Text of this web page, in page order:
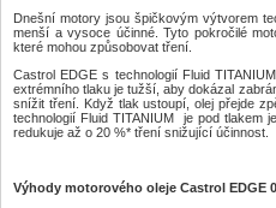
Dnešní motory jsou špičkovým výtvorem
menší a vysoce účinné. Tyto pokročilé
které mohou způsobovat tření.
Castrol EDGE s technologií Fluid
extrémního tlaku je tužší, aby dokázal
snížit tření. Když tlak ustoupí, olej přejde
technologií Fluid TITANIUM je pod tlakem
redukuje až o 20 %* tření snižující účinnost.
Výhody motorového oleje Castrol EDGE